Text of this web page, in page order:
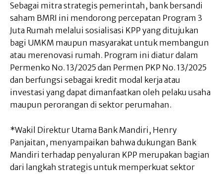
Sebagai mitra strategis pemerintah, bank bersandi
saham BMRI ini mendorong percepatan Program 3
Juta Rumah melalui sosialisasi KPP yang ditujukan
bagi UMKM maupun masyarakat untuk membangun
atau merenovasi rumah. Program ini diatur dalam
Permenko No. 13/2025 dan Permen PKP No. 13/2025
dan berfungsi sebagai kredit modal kerja atau
investasi yang dapat dimanfaatkan oleh pelaku usaha
maupun perorangan di sektor perumahan.
*Wakil Direktur Utama Bank Mandiri, Henry
Panjaitan, menyampaikan bahwa dukungan Bank
Mandiri terhadap penyaluran KPP merupakan bagian
dari langkah strategis untuk memperkuat sektor